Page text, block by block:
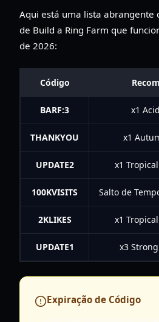
Aqui está uma lista abrangente
de Build a Ring Farm que
de 2026:
Código
BARF:3 x1
THANKYOU x1
UPDATE2 x1
100KVISITS Salto de
2KLIKES x1
UPDATE1 x3
Expiração de Código